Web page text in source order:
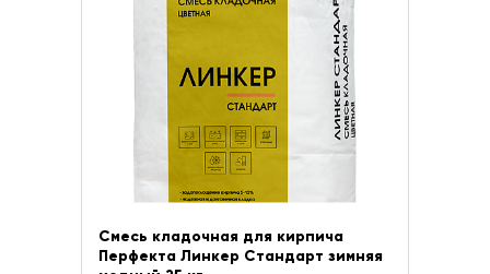
Смесь кладочная для кирпича
Перфекта Линкер Стандарт зимняя